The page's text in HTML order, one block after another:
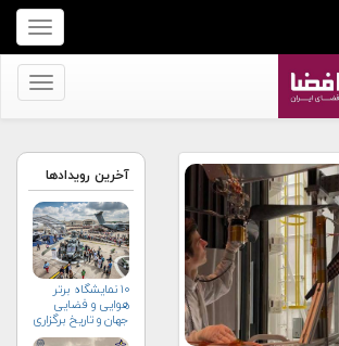
برای
نمایش
منو
برای
کنید
آخرین رویدادها
۱۰ نمایشگاه برتر
هوایی و فضایی
جهان و تاریخ برگزاری
آن‌ها